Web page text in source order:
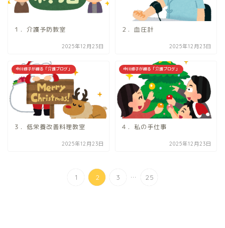
１．介護予防教室
2025年12月23日
２．血圧計
2025年12月23日
中川修子が綴る「介護ブログ」
３．低栄養改善料理教室
2025年12月23日
中川修子が綴る「介護ブログ」
４．私の手仕事
2025年12月23日
1 2 3 ... 25